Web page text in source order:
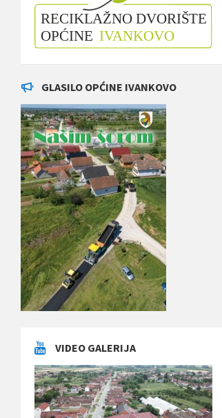
GLASILO OPĆINE IVANKOVO
VIDEO GALERIJA